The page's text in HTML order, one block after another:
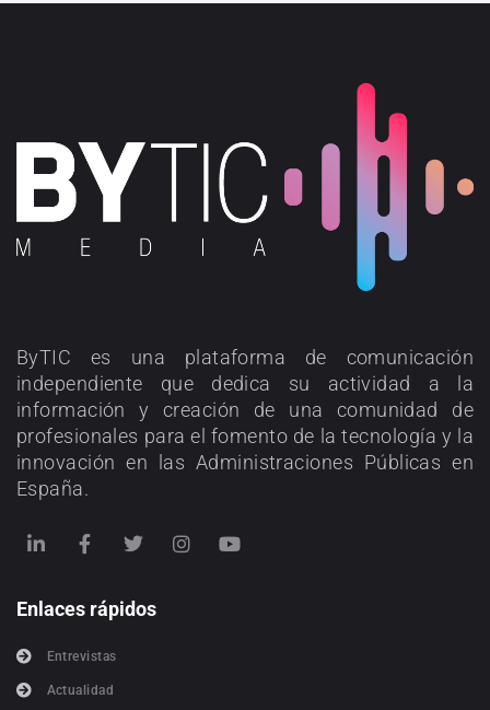
ByTIC es una plataforma de comunicación
independiente que dedica su actividad a la
información y creación de una comunidad de
profesionales para el fomento de la tecnología y la
innovación en las Administraciones Públicas en
España.
Enlaces rápidos
Entrevistas
Actualidad